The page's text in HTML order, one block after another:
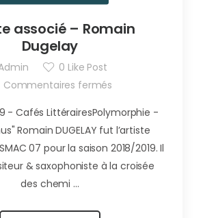
associé – Romain
Dugelay
0 Like Post
Commentaires fermés
- Cafés LittérairesPolymorphie -
Romain DUGELAY fut l’artiste
07 pour la saison 2018/2019. Il
& saxophoniste à la croisée
des chemi ...